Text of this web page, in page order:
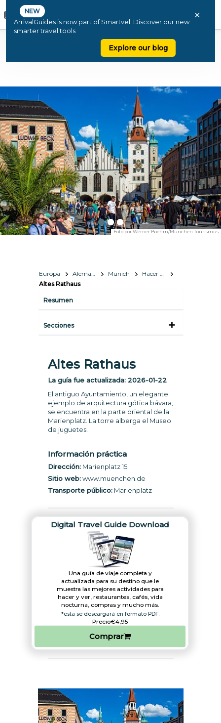
NEW
ArrivalGuides is now part of Smartvel. Discover our new
smarter travel tools
Explore our blog
×
Foto porWerner Boehm/München Tourismus
Europa Alemania Munich
Hacer y ver
Altes Rathaus
Resumen
Secciones
Altes Rathaus
La guía fue actualizada: 2026-01-22
El antiguo Ayuntamiento, un elegante
ejemplo de arquitectura gótica bávara,
se encuentra en la parte oriental de la
Marienplatz. La torre alberga el Museo
de juguetes.
Información práctica
Dirección:Marienplatz 15
Sitio web: www.muenchen.de
Transporte público:Marienplatz
Digital Travel Guide Download
Una guía de viaje completa y
actualizada para su destino que le
muestra las mejores actividades para
hacer y ver, restaurantes, cafés, vida
nocturna, compras y mucho más.
*esta se descargará en formato PDF.
Precio€4,95
Comprar